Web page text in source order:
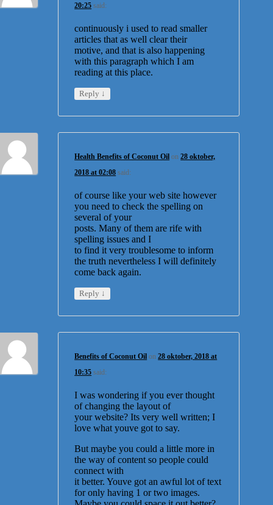
20:25 said:
continuously i used to read smaller
articles that as well clear their
motive, and that is also happening
with this paragraph which I am
reading at this place.
Reply ↓
Health Benefits of Coconut Oil on28 oktober,
2018 at 02:08 said:
of course like your web site however
you need to check the spelling on
several of your
posts. Many of them are rife with
spelling issues and I
to find it very troublesome to inform
the truth nevertheless I will definitely
come back again.
Reply ↓
Benefits of Coconut Oil on28 oktober, 2018 at
10:35 said:
I was wondering if you ever thought
of changing the layout of
your website? Its very well written; I
love what youve got to say.
But maybe you could a little more in
the way of content so people could
connect with
it better. Youve got an awful lot of text
for only having 1 or two images.